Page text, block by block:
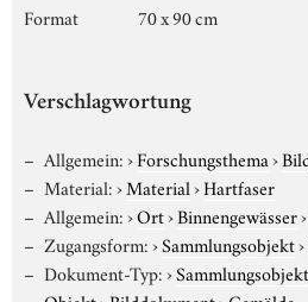
Format
70 x 90 cm
Verschlagwortung
Allgemein:›Forschungsthema›
Material:›Material›Hartfaser
Allgemein:›Ort›Binnengewässer›
Zugangsform:›Sammlungsobjekt›
Dokument-Typ:›Sammlungsobjekt